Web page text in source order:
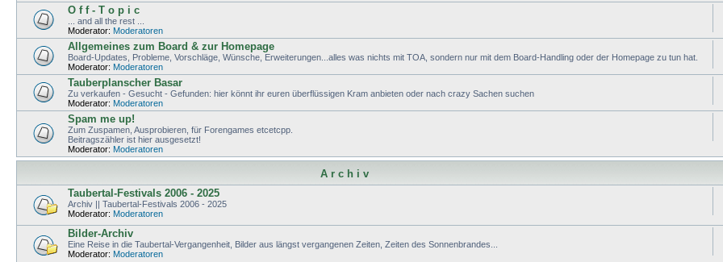
O f f - T o p i c
... and all the rest ...
Moderator: Moderatoren
Allgemeines zum Board & zur Homepage
Board-Updates, Probleme, Vorschläge, Wünsche, Erweiterungen...alles was nichts mit TOA, sondern nur mit dem Board-Handling oder der Homepage zu tun hat.
Moderator: Moderatoren
Tauberplanscher Basar
Zu verkaufen - Gesucht - Gefunden: hier könnt ihr euren überflüssigen Kram anbieten oder nach crazy Sachen suchen
Moderator: Moderatoren
Spam me up!
Zum Zuspamen, Ausprobieren, für Forengames etcetcpp.
Beitragszähler ist hier ausgesetzt!
Moderator: Moderatoren
A r c h i v
Taubertal-Festivals 2006 - 2025
Archiv || Taubertal-Festivals 2006 - 2025
Moderator: Moderatoren
Bilder-Archiv
Eine Reise in die Taubertal-Vergangenheit, Bilder aus längst vergangenen Zeiten, Zeiten des Sonnenbrandes...
Moderator: Moderatoren